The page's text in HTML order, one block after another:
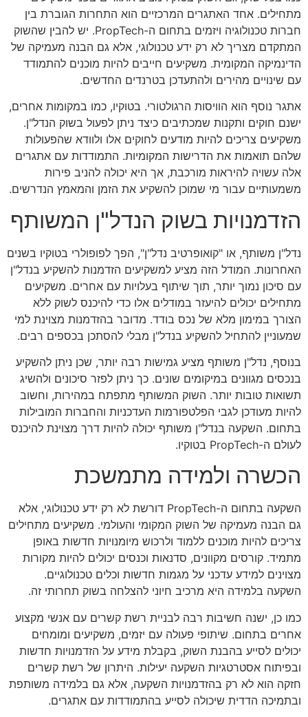
מתחילים. אחד האתגרים המרכזיים הוא התחרות הגוברת בין
חברות טכנולוגיה ויזמים בתחום ה-PropTech. יש להבין שהשוק
המתקדם מצריך לא רק ידע טכנולוגי, אלא גם הבנה מעמיקה של
הדינמיקה המקומית. משקיעים חייבים להיות מוכנים להתמודד
עם שינויים מהירים ולהתעדכן בטרנדים החדשים.
אתגר נוסף הוא הוויסות הרגולטורי. בטוקיו, כמו במקומות אחרים,
ישנם חוקים ותקנות שמכתיבים כיצד ניתן לפעול בשוק הנדל"ן.
משקיעים צריכים להיות מודעים לחוקים אלו ולוודא שהפעולות
שלהם תואמות את הדרישות המקומיות. התמודדות עם אתגרים
אלה עשויה להיראות מורכבת, אך היא יכולה להניב פירות
משמעותיים עבור מי שמוכן להשקיע את הזמן והמאמץ הנדרשים.
הזדמנויות בשוק הנדל"ן המשותף
נדל"ן משותף, או "קואופרטיב נדל"ן", הפך לפופולרי בטוקיו בשנים
האחרונות. המודל הזה מציע למשקיעים הזדמנות להשקיע בנדל"ן
עם סיכון נמוך יותר, תוך שיתוף בעלויות עם אחרים. משקיעים
מתחילים יכולים להיעזר במודלים אלו כדי להיכנס לשוק ללא
הצורך במימון מלא של נכס בודד. מדובר בהזדמנות מצוינת למי
שמעוניין להתחיל להשקיע בנדל"ן מבלי להסתכן בכספים רבים.
בנוסף, נדל"ן משותף מציע גמישות רבה יותר, שכן ניתן להשקיע
בנכסים מגוונים במיקומים שונים. כך ניתן לפזר סיכונים ולהשיג
תשואות טובות יותר. השוק המשותף מתפתח במהירות, וחשוב
להיות מעודכן לגבי הפלטפורמות העדכניות והחברות המובילות
בתחום. השקעה בנדל"ן משותף יכולה להיות דרך מצוינת להיכנס
לעולם ה-PropTech בטוקיו.
הכשרה ולמידה מתמשכת
השקעה בתחום ה-PropTech דורשת לא רק ידע טכנולוגי, אלא
גם הבנה מעמיקה של השוק המקומי והעולמי. משקיעים מתחילים
צריכים להיות מוכנים ללמוד ולרכוש מיומנויות חדשות באופן
מתמיד. קורסים מקוונים, סדנאות וכנסים יכולים להיות מקורות
מצוינים למידע עדכני על מגמות חדשות וכלים טכנולוגיים.
השקעה בלמידה היא מרכיב חיוני להצלחה בשוק תחרותי זה.
כמו כן, ישנה חשיבות רבה לבניית רשת קשרים עם אנשי מקצוע
אחרים בתחום. שיתופי פעולה עם יזמים, משקיעים ומומחים
יכולים לסייע בהבנת השוק, בקבלת מידע על הזדמנויות חדשות
ובפיתוח אסטרטגיות השקעה יעילות. היתרון של רשת קשרים
חזקה הוא לא רק בהזדמנויות השקעה, אלא גם בלמידה משותפת
ובתמיכה הדדית שיכולה לסייע בהתמודדות עם אתגרים.